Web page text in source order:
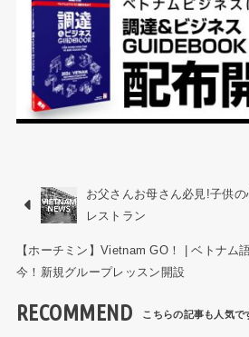
お父さんお母さん必見!子供
レストラン
【ホーチミン】Vietnam GO！ | ベトナム
今！新規グループレッスン開設
RECOMMEND